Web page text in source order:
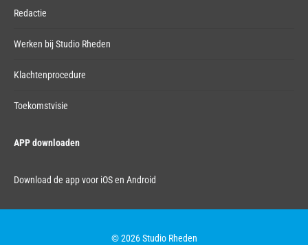
Redactie
Werken bij Studio Rheden
Klachtenprocedure
Toekomstvisie
APP downloaden
Download de app voor iOS en Android
© 2026 Studio Rheden